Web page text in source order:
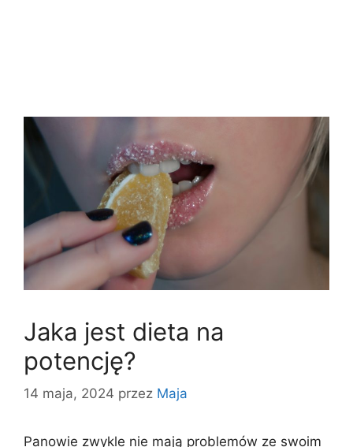
Jaka jest dieta na
potencję?
14 maja, 2024 przez Maja
Panowie zwykle nie mają problemów ze swoim